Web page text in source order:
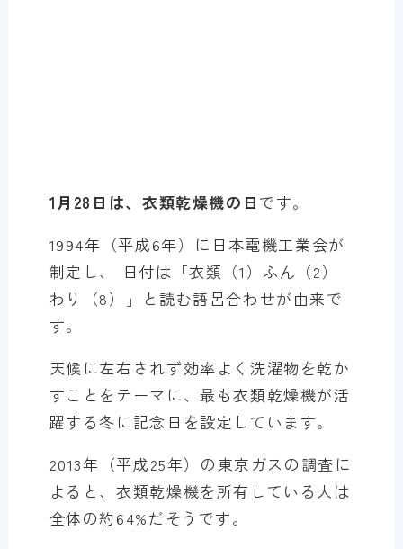
1月28日は、衣類乾燥機の日 です。
1994年（平成6年）に日本電機工業会が
制定し、 日付は「衣類（1）ふん（2）
わり（8）」と読む語呂合わせが由来で
す。
天候に左右されず効率よく洗濯物を乾か
すことをテーマに、最も衣類乾燥機が活
躍する冬に記念日を設定しています。
2013年（平成25年）の東京ガスの調査に
よると、衣類乾燥機を所有している人は
全体の約64%だそうです。